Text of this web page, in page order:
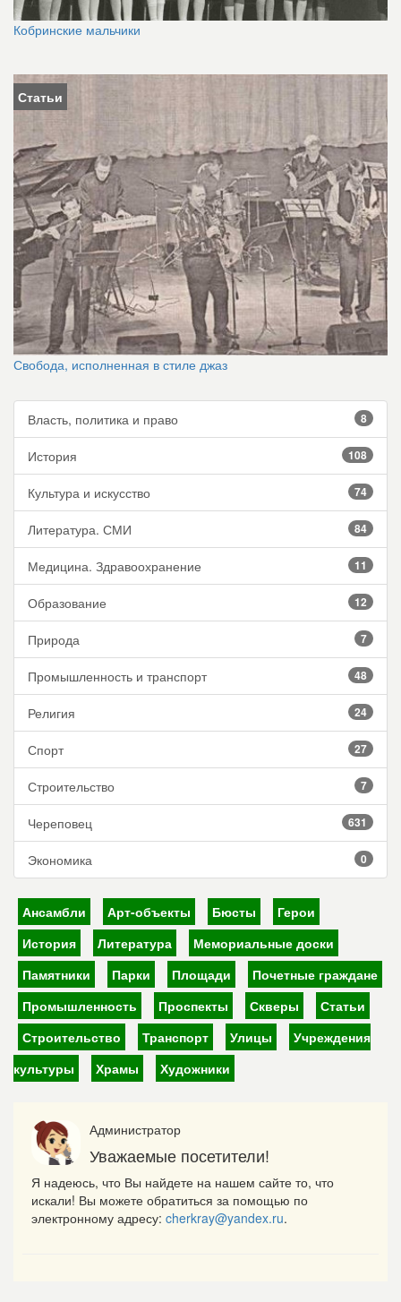
Кобринские мальчики
Статьи
Свобода, исполненная в стиле джаз
Власть, политика и право 8
История 108
Культура и искусство 74
Литература. СМИ 84
Медицина. Здравоохранение 11
Образование 12
Природа 7
Промышленность и транспорт 48
Религия 24
Спорт 27
Строительство 7
Череповец 631
Экономика 0
Ансамбли Арт-объекты Бюсты
Герои
История
Литература
Мемориальные доски
Памятники
Парки Площади
Почетные граждане
Промышленность
Проспекты Скверы
Статьи
Строительство
Транспорт Улицы
Учреждения
культуры
Храмы Художники
Администратор
Уважаемые посетители!
Я надеюсь, что Вы найдете на нашем сайте то, что
искали! Вы можете обратиться за помощью по
электронному адресу: cherkray@yandex.ru.